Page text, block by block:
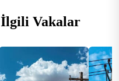
İlgili Vakalar